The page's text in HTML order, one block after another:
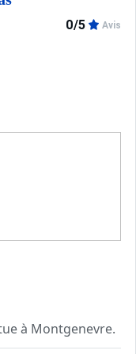
0/5 Avis
à Montgenevre.
en deux. Il est situé